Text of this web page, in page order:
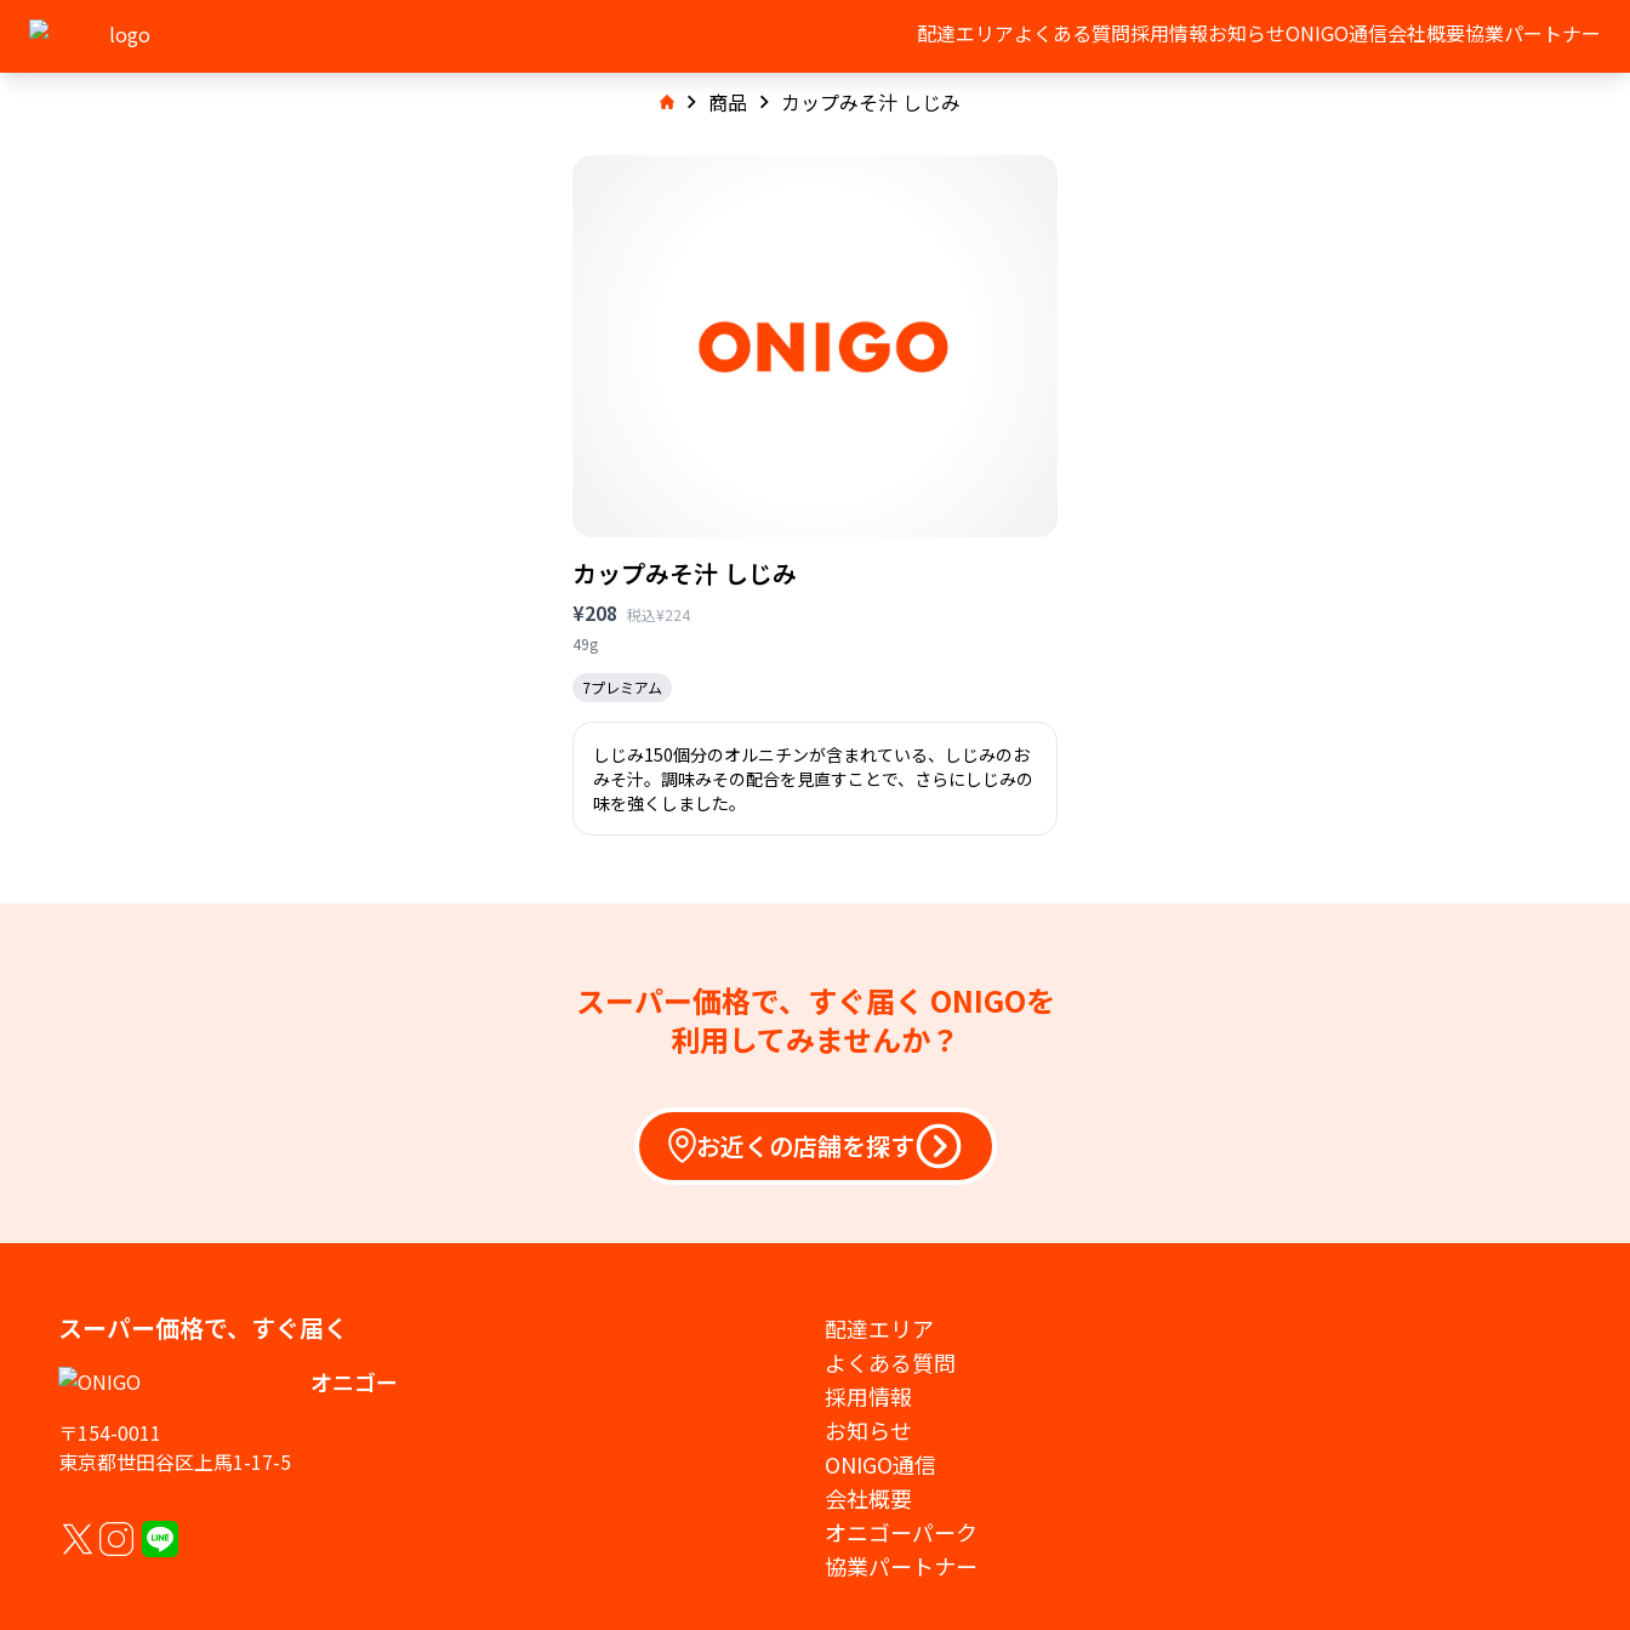
配達エリアよくある質問採用情報お知らせONIGO通信会社概要協業パートナー
商品 カップみそ汁 しじみ
カップみそ汁 しじみ
¥208 税込¥224
49g
7プレミアム
しじみ150個分のオルニチンが含まれている、しじみのお
みそ汁。調味みその配合を見直すことで、さらにしじみの
味を強くしました。
スーパー価格で、すぐ届く ONIGOを
利用してみませんか？
お近くの店舗を探す
スーパー価格で、すぐ届く
オニゴー
〒154-0011
東京都世田谷区上馬1-17-5
配達エリア
よくある質問
採用情報
お知らせ
ONIGO通信
会社概要
オニゴーパーク
協業パートナー